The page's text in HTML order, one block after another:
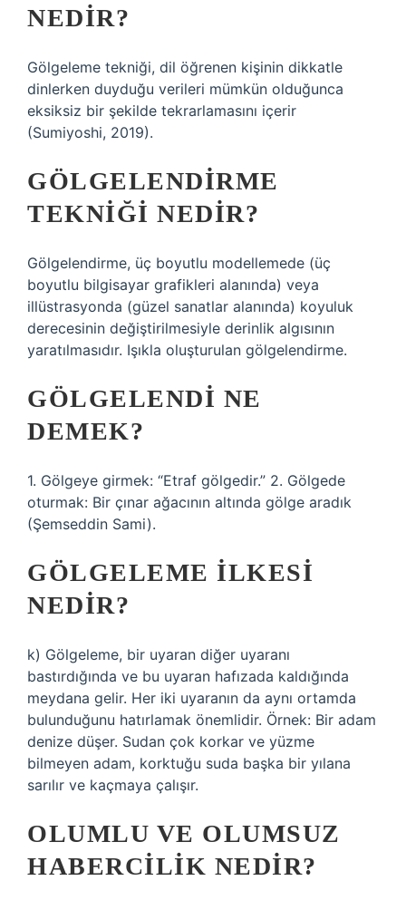
NEDIR?
Gölgeleme tekniği, dil öğrenen kişinin dikkatle
dinlerken duyduğu verileri mümkün olduğunca
eksiksiz bir şekilde tekrarlamasını içerir
(Sumiyoshi, 2019).
GÖLGELENDIRME
TEKNIĞI NEDIR?
Gölgelendirme, üç boyutlu modellemede (üç
boyutlu bilgisayar grafikleri alanında) veya
illüstrasyonda (güzel sanatlar alanında) koyuluk
derecesinin değiştirilmesiyle derinlik algısının
yaratılmasıdır. Işıkla oluşturulan gölgelendirme.
GÖLGELENDI NE
DEMEK?
1. Gölgeye girmek: “Etraf gölgedir.” 2. Gölgede
oturmak: Bir çınar ağacının altında gölge aradık
(Şemseddin Sami).
GÖLGELEME ILKESI
NEDIR?
k) Gölgeleme, bir uyaran diğer uyaranı
bastırdığında ve bu uyaran hafızada kaldığında
meydana gelir. Her iki uyaranın da aynı ortamda
bulunduğunu hatırlamak önemlidir. Örnek: Bir adam
denize düşer. Sudan çok korkar ve yüzme
bilmeyen adam, korktuğu suda başka bir yılana
sarılır ve kaçmaya çalışır.
OLUMLU VE OLUMSUZ
HABERCILIK NEDIR?